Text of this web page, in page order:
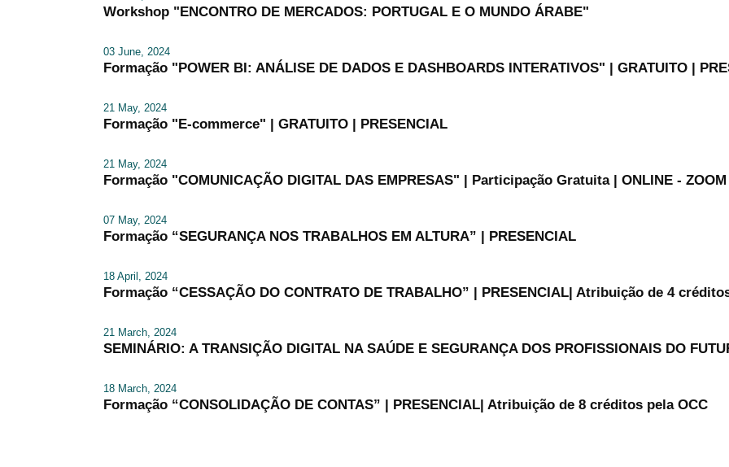
Workshop "ENCONTRO DE MERCADOS: PORTUGAL E O MUNDO ÁRABE"
03 June, 2024
Formação "POWER BI: ANÁLISE DE DADOS E DASHBOARDS INTERATIVOS" | GRATUITO |
21 May, 2024
Formação "E-commerce" | GRATUITO | PRESENCIAL
21 May, 2024
Formação "COMUNICAÇÃO DIGITAL DAS EMPRESAS" | Participação Gratuita | ONLINE - ZOOM
07 May, 2024
Formação “SEGURANÇA NOS TRABALHOS EM ALTURA” | PRESENCIAL
18 April, 2024
Formação “CESSAÇÃO DO CONTRATO DE TRABALHO” | PRESENCIAL| Atribuição de 4
21 March, 2024
SEMINÁRIO: A TRANSIÇÃO DIGITAL NA SAÚDE E SEGURANÇA DOS PROFISSIONAIS DO
18 March, 2024
Formação “CONSOLIDAÇÃO DE CONTAS” | PRESENCIAL| Atribuição de 8 créditos pela OCC